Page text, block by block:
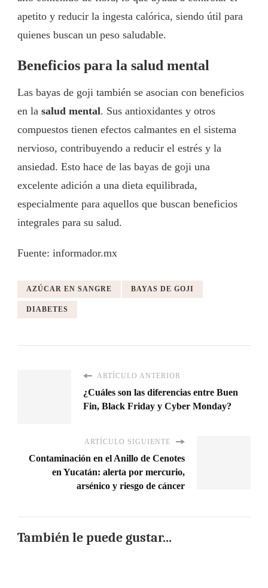
apetito y reducir la ingesta calórica, siendo útil para
quienes buscan un peso saludable.
Beneficios para la salud mental
Las bayas de goji también se asocian con beneficios
en la salud mental. Sus antioxidantes y otros
compuestos tienen efectos calmantes en el sistema
nervioso, contribuyendo a reducir el estrés y la
ansiedad. Esto hace de las bayas de goji una
excelente adición a una dieta equilibrada,
especialmente para aquellos que buscan beneficios
integrales para su salud.
Fuente: informador.mx
AZÚCAR EN SANGRE BAYAS DE GOJI
DIABETES
ARTÍCULO ANTERIOR
¿Cuáles son las diferencias entre Buen
Fin, Black Friday y Cyber Monday?
ARTÍCULO SIGUIENTE
Contaminación en el Anillo de Cenotes
en Yucatán: alerta por mercurio,
arsénico y riesgo de cáncer
También le puede gustar...